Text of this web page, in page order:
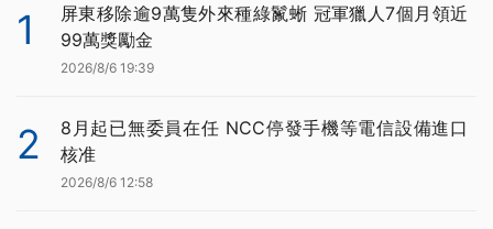
1
屏東移除逾9萬隻外來種綠鬣蜥 冠軍獵人7個月領近
99萬獎勵金
2026/8/6 19:39
2
8月起已無委員在任 NCC停發手機等電信設備進口
核准
2026/8/6 12:58